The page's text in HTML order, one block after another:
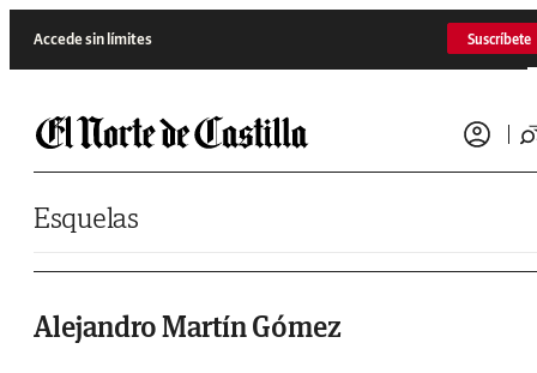
Accede sin límites Suscríbete
Esquelas
Alejandro Martín Gómez